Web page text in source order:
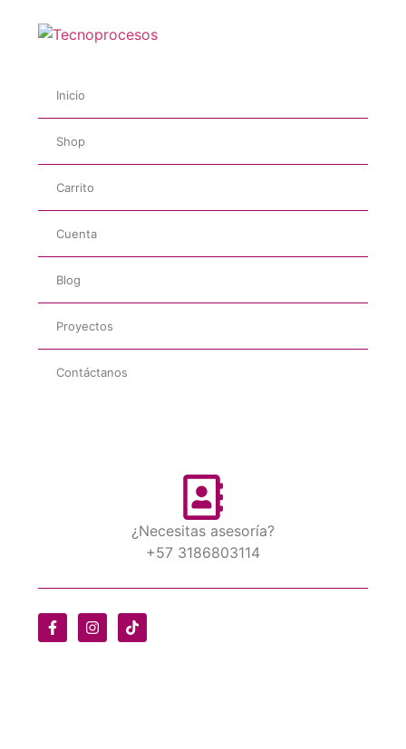
Inicio
Shop
Carrito
Cuenta
Blog
Proyectos
Contáctanos
¿Necesitas asesoría?
+57 3186803114